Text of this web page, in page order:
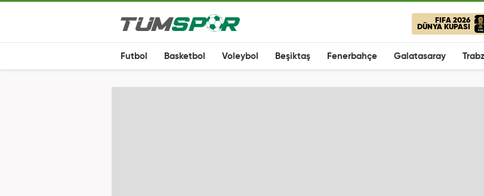
FIFA 2026
DÜNYA KUPASI
Futbol Basketbol Voleybol Beşiktaş Fenerbahçe Galatasaray